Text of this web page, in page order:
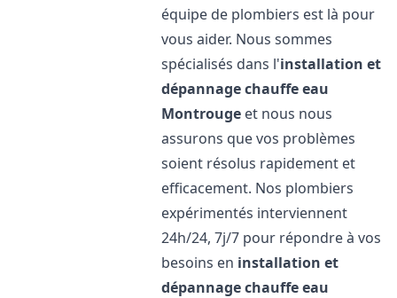
équipe de plombiers est là pour
vous aider. Nous sommes
spécialisés dans l'installation et
dépannage chauffe eau
Montrouge et nous nous
assurons que vos problèmes
soient résolus rapidement et
efficacement. Nos plombiers
expérimentés interviennent
24h/24, 7j/7 pour répondre à vos
besoins en installation et
dépannage chauffe eau